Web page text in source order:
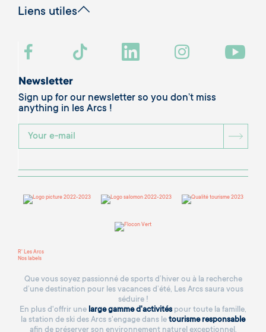
Liens utiles
Newsletter
Sign up for our newsletter so you don’t miss
anything in les Arcs !
R' Les Arcs
Nos labels
Que vous soyez passionné de sports d’hiver ou à la recherche
d’une destination pour les vacances d’été, Les Arcs saura vous
séduire !
En plus d'offrir une large gamme d'activitéspour toute la famille,
la station de ski des Arcs s'engage dans le tourisme responsable
afin de préserver son environnement naturel exceptionnel.